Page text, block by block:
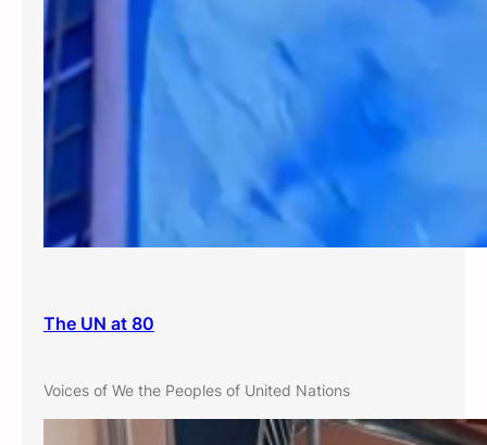
The UN at 80
Voices of We the Peoples of United Nations